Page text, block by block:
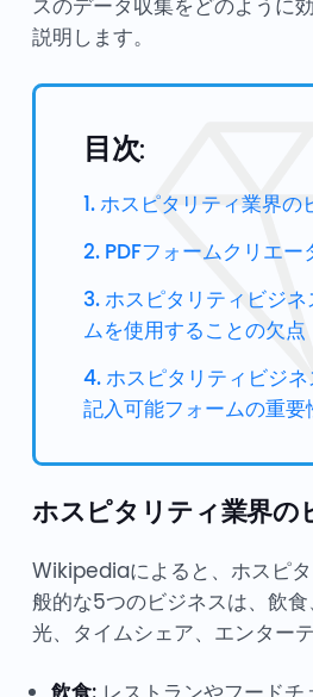
説明します。
目次:
1. ホスピタリティ業界の
2. PDFフォームクリエー
3. ホスピタリティビジ
ムを使用することの欠点
4. ホスピタリティビジ
記入可能フォームの重要
ホスピタリティ業界の
Wikipediaによると、ホスピ
般的な5つのビジネスは、飲
光、タイムシェア、エンター